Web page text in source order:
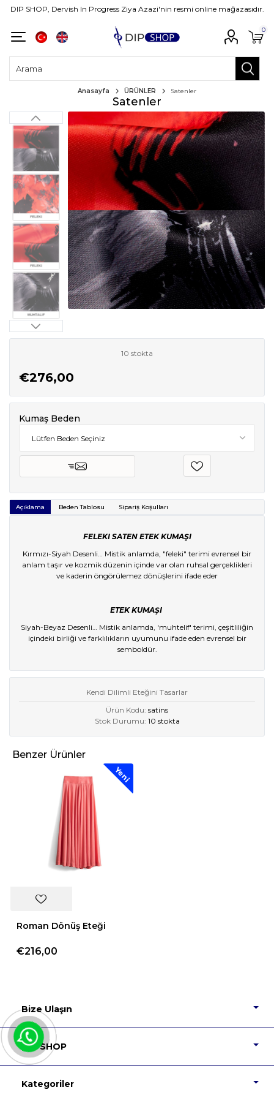
DIP SHOP, Dervish In Progress Ziya Azazi'nin resmi online mağazasıdır.
0
Anasayfa ÜRÜNLER Satenler
Satenler
10 stokta
€276,00
Kumaş Beden
Açıklama Beden Tablosu Sipariş Koşulları
FELEKI SATEN ETEK KUMAŞI
Kırmızı-Siyah Desenli… Mistik anlamda, "feleki" terimi evrensel bir
anlam taşır ve kozmik düzenin içinde var olan ruhsal gerçeklikleri
ve kaderin öngörülemez dönüşlerini ifade eder
ETEK KUMAŞI
Siyah-Beyaz Desenli… Mistik anlamda, 'muhtelif' terimi, çeşitliliğin
içindeki birliği ve farklılıkların uyumunu ifade eden evrensel bir
semboldür.
Kendi Dilimli Eteğini Tasarlar
Ürün Kodu: satins
Stok Durumu: 10 stokta
Benzer Ürünler
Yeni
Roman Dönüş Eteği
€216,00
Bize Ulaşın
DIP SHOP
Kategoriler